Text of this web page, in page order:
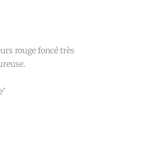
rouge foncé très